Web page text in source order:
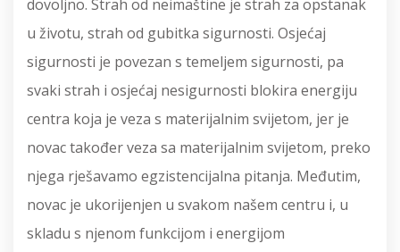
dovoljno. Strah od neimaštine je strah za opstanak
u životu, strah od gubitka sigurnosti. Osjećaj
sigurnosti je povezan s temeljem sigurnosti, pa
svaki strah i osjećaj nesigurnosti blokira energiju
centra koja je veza s materijalnim svijetom, jer je
novac također veza sa materijalnim svijetom, preko
njega rješavamo egzistencijalna pitanja. Međutim,
novac je ukorijenjen u svakom našem centru i, u
skladu s njenom funkcijom i energijom